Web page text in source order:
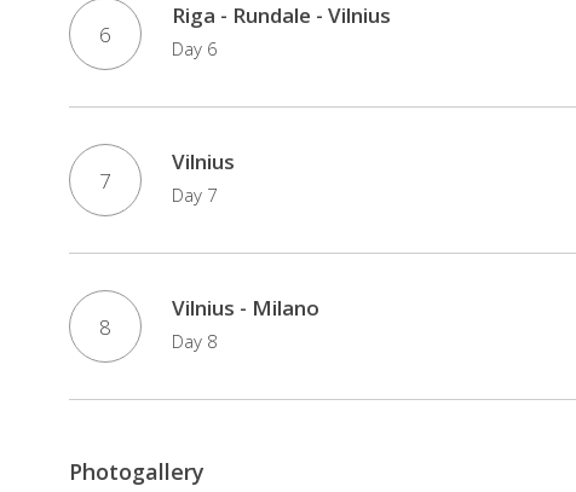
6
Riga - Rundale - Vilnius
Day 6
7
Vilnius
Day 7
8
Vilnius - Milano
Day 8
Photogallery